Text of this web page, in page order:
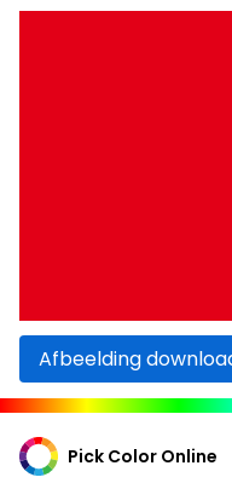
Afbeelding
Pick Color Online